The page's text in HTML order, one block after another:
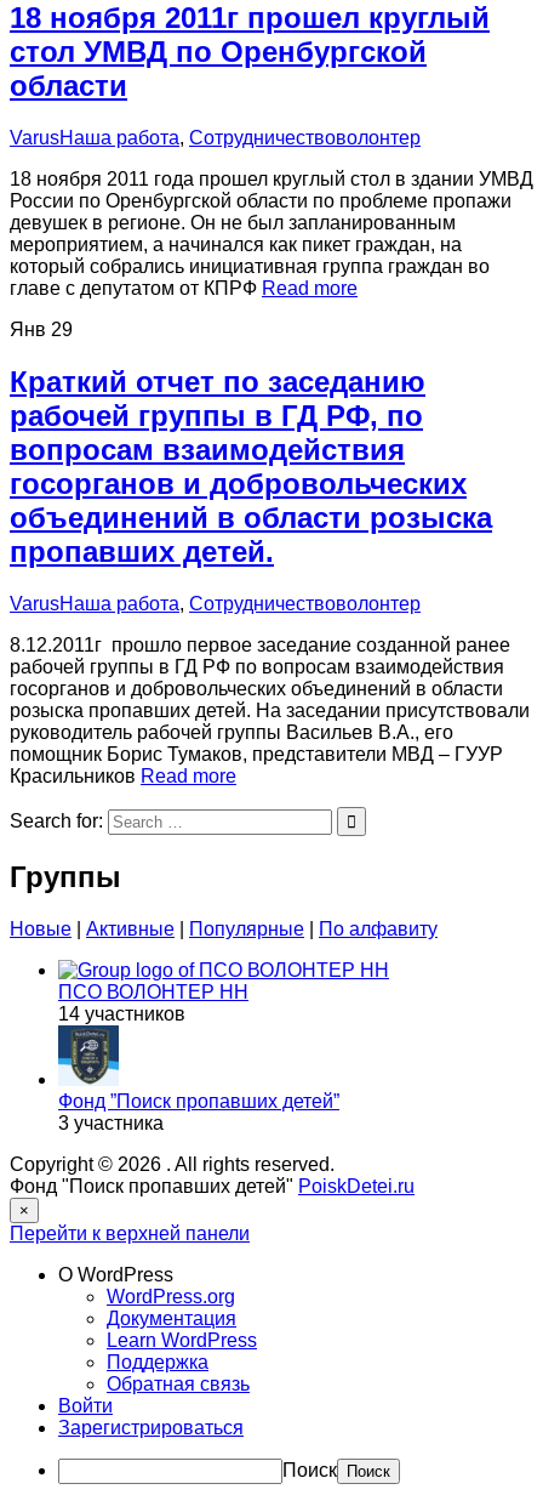
18 ноября 2011г прошел круглый
стол УМВД по Оренбургской
области
VarusНаша работа, Сотрудничествоволонтер
18 ноября 2011 года прошел круглый стол в здании УМВД
России по Оренбургской области по проблеме пропажи
девушек в регионе. Он не был запланированным
мероприятием, а начинался как пикет граждан, на
который собрались инициативная группа граждан во
главе с депутатом от КПРФ Read more
Янв 29
Краткий отчет по заседанию
рабочей группы в ГД РФ, по
вопросам взаимодействия
госорганов и добровольческих
объединений в области розыска
пропавших детей.
VarusНаша работа, Сотрудничествоволонтер
8.12.2011г прошло первое заседание созданной ранее
рабочей группы в ГД РФ по вопросам взаимодействия
госорганов и добровольческих объединений в области
розыска пропавших детей. На заседании присутствовали
руководитель рабочей группы Васильев В.А., его
помощник Борис Тумаков, представители МВД – ГУУР
Красильников Read more
Search for:
Группы
Новые Активные Популярные По алфавиту
ПСО ВОЛОНТЕР НН
14 участников
Фонд ”Поиск пропавших детей”
3 участника
Copyright © 2026 . All rights reserved.
Фонд "Поиск пропавших детей" PoiskDetei.ru
×
Перейти к верхней панели
О WordPress
WordPress.org
Документация
Learn WordPress
Поддержка
Обратная связь
Войти
Зарегистрироваться
Поиск